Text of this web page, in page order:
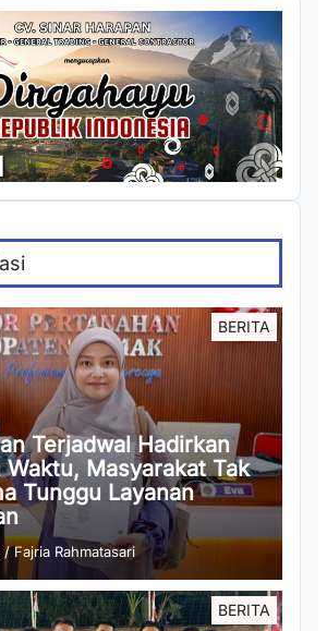
BERITA
Terjadwal Hadirkan
Waktu, Masyarakat Tak
Tunggu Layanan
/Fajria Rahmatasari
BERITA